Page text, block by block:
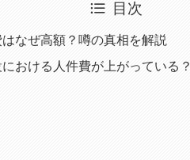
目次
なぜ高額？噂の真相を解説
おける人件費が上がっている？